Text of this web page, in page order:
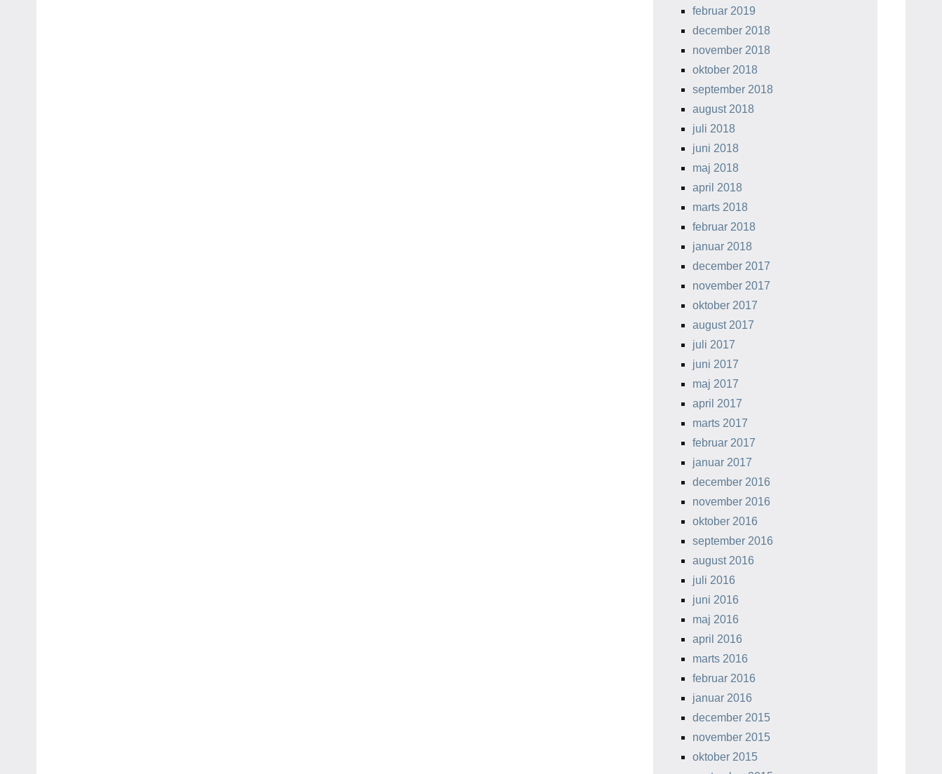
februar 2019
december 2018
november 2018
oktober 2018
september 2018
august 2018
juli 2018
juni 2018
maj 2018
april 2018
marts 2018
februar 2018
januar 2018
december 2017
november 2017
oktober 2017
august 2017
juli 2017
juni 2017
maj 2017
april 2017
marts 2017
februar 2017
januar 2017
december 2016
november 2016
oktober 2016
september 2016
august 2016
juli 2016
juni 2016
maj 2016
april 2016
marts 2016
februar 2016
januar 2016
december 2015
november 2015
oktober 2015